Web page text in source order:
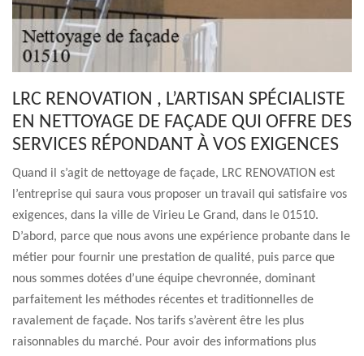
LRC RENOVATION , L’ARTISAN SPÉCIALISTE
EN NETTOYAGE DE FAÇADE QUI OFFRE DES
SERVICES RÉPONDANT À VOS EXIGENCES
Quand il s’agit de nettoyage de façade, LRC RENOVATION est
l’entreprise qui saura vous proposer un travail qui satisfaire vos
exigences, dans la ville de Virieu Le Grand, dans le 01510.
D’abord, parce que nous avons une expérience probante dans le
métier pour fournir une prestation de qualité, puis parce que
nous sommes dotées d’une équipe chevronnée, dominant
parfaitement les méthodes récentes et traditionnelles de
ravalement de façade. Nos tarifs s’avèrent être les plus
raisonnables du marché. Pour avoir des informations plus